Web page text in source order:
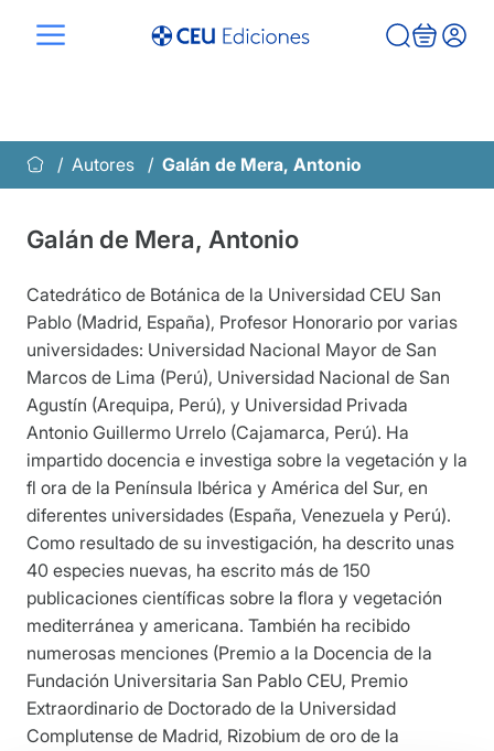
Autores Galán de Mera, Antonio
Galán de Mera, Antonio
Catedrático de Botánica de la Universidad CEU San
Pablo (Madrid, España), Profesor Honorario por varias
universidades: Universidad Nacional Mayor de San
Marcos de Lima (Perú), Universidad Nacional de San
Agustín (Arequipa, Perú), y Universidad Privada
Antonio Guillermo Urrelo (Cajamarca, Perú). Ha
impartido docencia e investiga sobre la vegetación y la
fl ora de la Península Ibérica y América del Sur, en
diferentes universidades (España, Venezuela y Perú).
Como resultado de su investigación, ha descrito unas
40 especies nuevas, ha escrito más de 150
publicaciones científicas sobre la flora y vegetación
mediterránea y americana. También ha recibido
numerosas menciones (Premio a la Docencia de la
Fundación Universitaria San Pablo CEU, Premio
Extraordinario de Doctorado de la Universidad
Complutense de Madrid, Rizobium de oro de la